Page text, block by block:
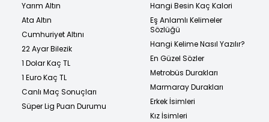
Yarım Altın
Ata Altın
Cumhuriyet Altını
22 Ayar Bilezik
1 Dolar Kaç TL
1 Euro Kaç TL
Canlı Maç Sonuçları
Süper Lig Puan Durumu
Hangi Besin Kaç Kalori
Eş Anlamlı Kelimeler
Sözlüğü
Hangi Kelime Nasıl Yazılır?
En Güzel Sözler
Metrobüs Durakları
Marmaray Durakları
Erkek İsimleri
Kız İsimleri